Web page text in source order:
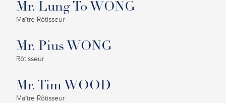
Mr. Lung To WONG
Maître Rôtisseur
Mr. Pius WONG
Rôtisseur
Mr. Tim WOOD
Maître Rôtisseur